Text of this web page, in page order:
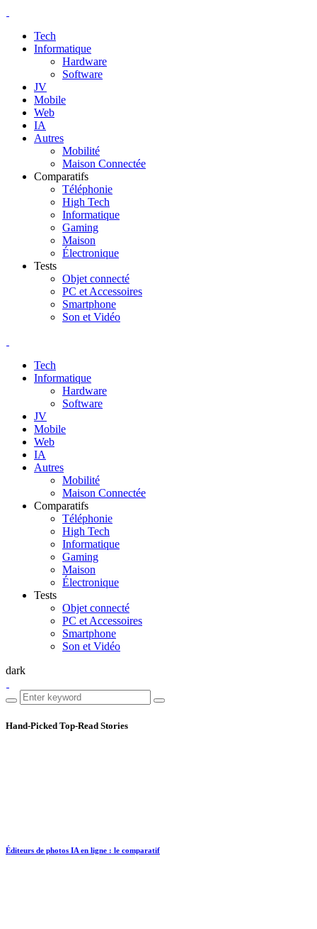
Tech
Informatique
Hardware
Software
JV
Mobile
Web
IA
Autres
Mobilité
Maison Connectée
Comparatifs
Téléphonie
High Tech
Informatique
Gaming
Maison
Électronique
Tests
Objet connecté
PC et Accessoires
Smartphone
Son et Vidéo
Tech
Informatique
Hardware
Software
JV
Mobile
Web
IA
Autres
Mobilité
Maison Connectée
Comparatifs
Téléphonie
High Tech
Informatique
Gaming
Maison
Électronique
Tests
Objet connecté
PC et Accessoires
Smartphone
Son et Vidéo
dark
Hand-Picked Top-Read Stories
Éditeurs de photos IA en ligne : le comparatif